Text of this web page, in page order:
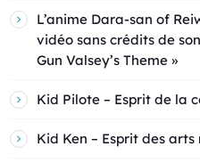
L’anime Dara-san of
vidéo sans crédits de
Gun Valsey’s Theme »
Kid Pilote – Esprit de la
Kid Ken – Esprit des